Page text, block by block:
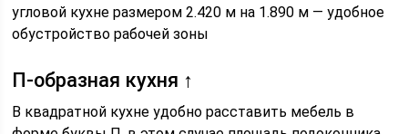
угловой кухне размером 2.420 м на 1.890 м — удобное
обустройство рабочей зоны
П-образная кухня ↑
В квадратной кухне удобно расставить мебель в